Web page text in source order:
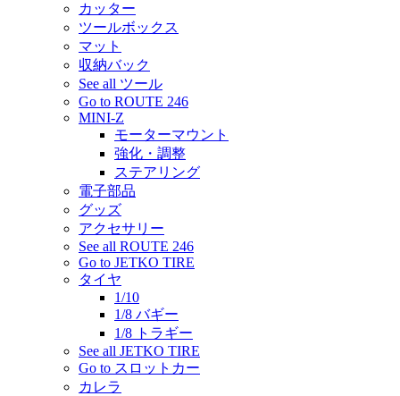
カッター
ツールボックス
マット
収納バック
See all ツール
Go to ROUTE 246
MINI-Z
モーターマウント
強化・調整
ステアリング
電子部品
グッズ
アクセサリー
See all ROUTE 246
Go to JETKO TIRE
タイヤ
1/10
1/8 バギー
1/8 トラギー
See all JETKO TIRE
Go to スロットカー
カレラ